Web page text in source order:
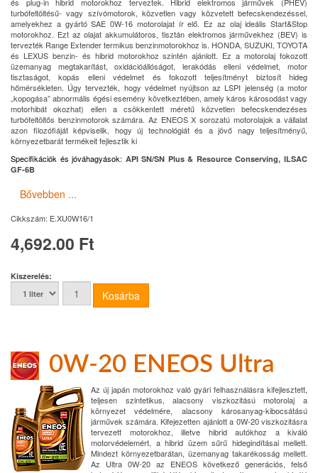
turbófeltöltésű- vagy szívómotorok, közvetlen vagy közvetett befecskendezéssel,
amelyekhez a gyártó SAE 0W-16 motorolajat ír elő. Ez az olaj ideális Start&Stop
motorokhoz. Ezt az olajat akkumulátoros, tisztán elektromos járművekhez (BEV) is
tervezték Range Extender termikus benzinmotorokhoz is. HONDA, SUZUKI, TOYOTA
és LEXUS benzin- és hibrid motorokhoz szintén ajánlott. Ez a motorolaj fokozott
üzemanyag megtakarítást, oxidációállóságot, lerakódás elleni védelmet, motor
tisztaságot, kopás elleni védelmet és fokozott teljesítményt biztosít hideg
hőmérsékleten. Úgy tervezték, hogy védelmet nyújtson az LSPI jelenség (a motor
„kopogása” abnormális égési esemény következtében, amely káros károsodást vagy
motorhibát okozhat) ellen a csökkentett méretű közvetlen befecskendezéses
turbófeltöltős benzinmotorok számára. Az ENEOS X sorozatú motorolajok a vállalat
azon filozófiáját képviselik, hogy új technológiát és a jövő nagy teljesítményű,
környezetbarát termékeit fejlesztik ki
Specifikációk és jóváhagyások: API SN/SN Plus & Resource Conserving, ILSAC
GF-6B
Bővebben ...
Cikkszám: E.XU0W16/1
4,692.00 Ft
Kiszerelés:
0W-20 ENEOS Ultra
Az új japán motorokhoz való gyári felhasználásra kifejlesztett,
teljesen szintetikus, alacsony viszkozitású motorolaj a
környezet védelmére, alacsony károsanyag-kibocsátású
járművek számára. Kifejezetten ajánlott a 0W-20 viszkozitásra
tervezett motorokhoz, illetve hibrid autókhoz a kiváló
motorvédelemért, a hibrid üzem sűrű hidegindításai mellett.
Mindezt környezetbarátan, üzemanyag takarékosság mellett.
Az Ultra 0W-20 az ENEOS következő generációs, felső